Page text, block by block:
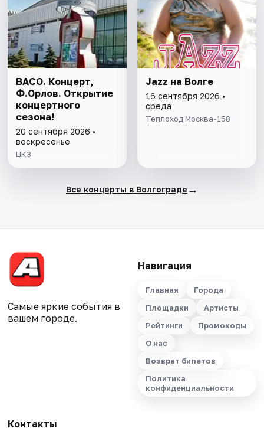
ВАСО. Концерт,
Ф.Орлов. Открытие
концертного
сезона!
20 сентября 2026 •
воскресенье
ЦКЗ
Jazz на Волге
16 сентября 2026 •
среда
Теплоход Москва-158
Все концерты в Волгограде →
Самые яркие события в
вашем городе.
Навигация
Главная
Города
Площадки
Артисты
Рейтинги
Промокоды
О нас
Возврат билетов
Политика
конфиденциальности
Контакты